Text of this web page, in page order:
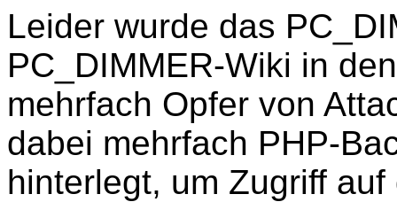
Leider wurde das
PC_DIMMER-Wiki in
mehrfach Opfer von
dabei mehrfach PHP-
hinterlegt, um Zugriff